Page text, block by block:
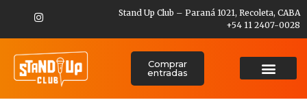
Stand Up Club – Paraná 1021, Recoleta, CABA
+54 11 2407-0028
Comprar
entradas